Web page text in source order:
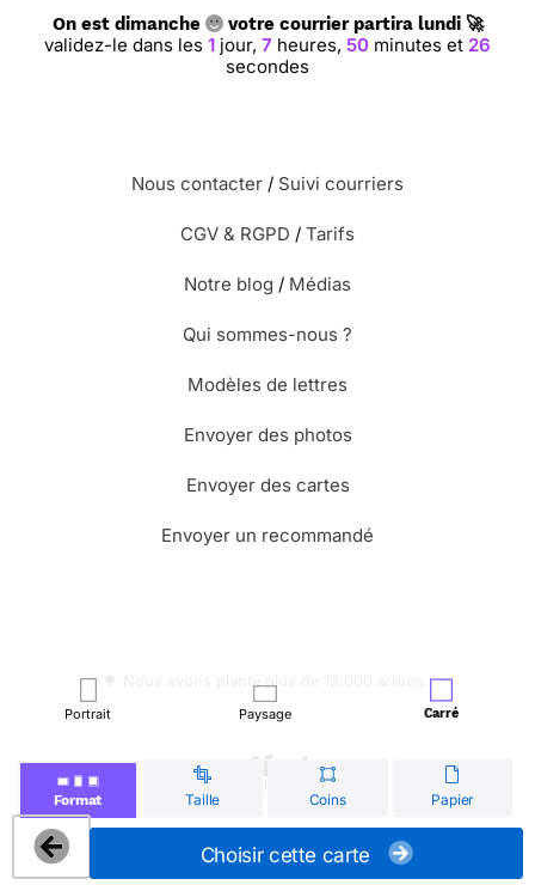
Portrait Paysage Carré
Format Taille Coins Papier
Choisir cette carte
On est dimanche votre courrier partira lundi 🚀
validez-le dans les 1 jour, 7 heures, 50 minutes et 26
secondes
Nous contacter / Suivi courriers
CGV & RGPD / Tarifs
Notre blog / Médias
Qui sommes-nous ?
Modèles de lettres
Envoyer des photos
Envoyer des cartes
Envoyer un recommandé
🌳 Nous avons planté plus de 13.000 arbres !
© Merci Facteur